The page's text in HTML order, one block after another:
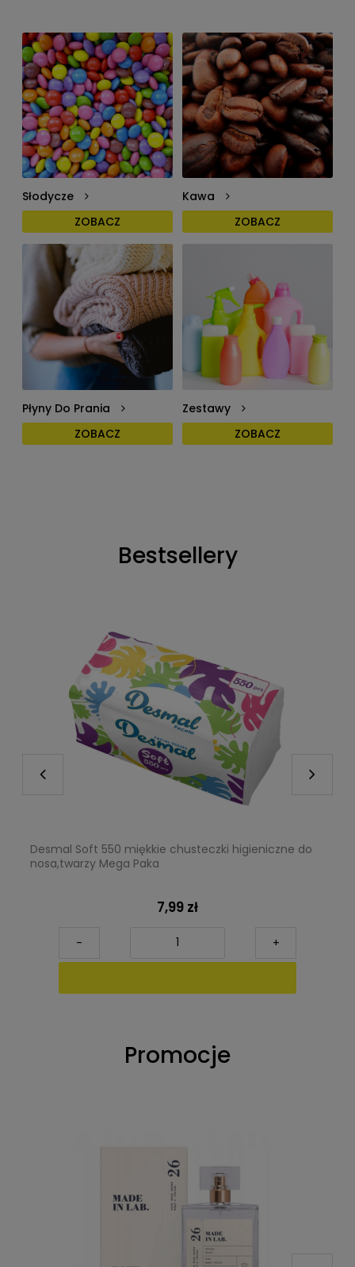
Słodycze
ZOBACZ
Kawa
ZOBACZ
Płyny Do Prania
ZOBACZ
Zestawy
ZOBACZ
Bestsellery
Desmal Soft 550 miękkie chusteczki higieniczne do
nosa,twarzy Mega Paka
7,99 zł
+
-
Promocje